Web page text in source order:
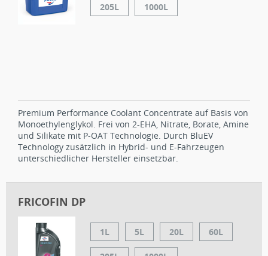
205L 1000L
Premium Performance Coolant Concentrate auf Basis von
Monoethylenglykol. Frei von 2-EHA, Nitrate, Borate, Amine
und Silikate mit P-OAT Technologie. Durch BluEV
Technology zusätzlich in Hybrid- und E-Fahrzeugen
unterschiedlicher Hersteller einsetzbar.
FRICOFIN DP
1L 5L 20L 60L